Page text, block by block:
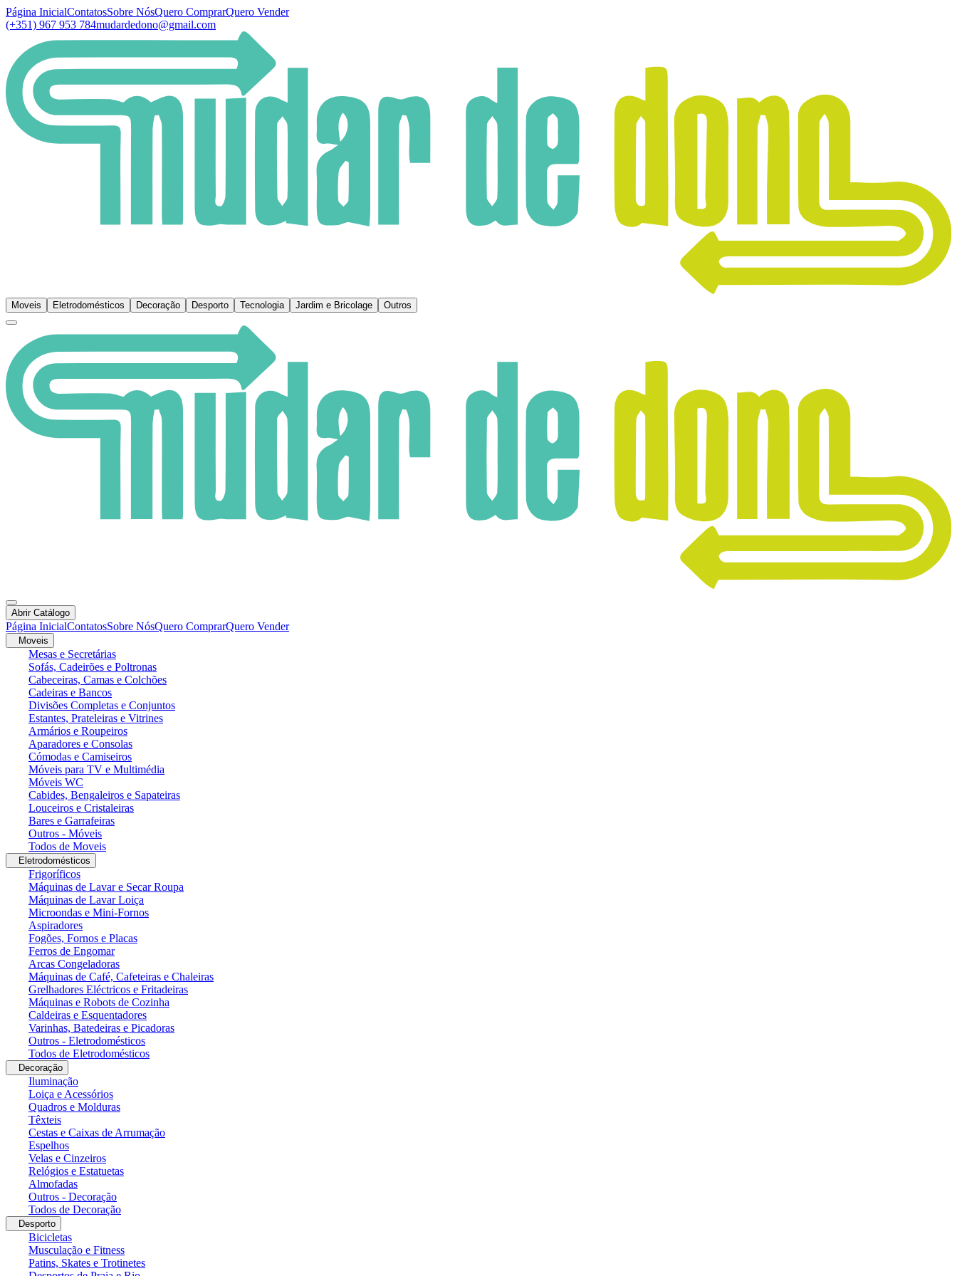
Página InicialContatosSobre NósQuero ComprarQuero Vender
(+351) 967 953 784mudardedono@gmail.com
Moveis Eletrodomésticos Decoração Desporto Tecnologia Jardim e Bricolage Outros
Abrir Catálogo
Página InicialContatosSobre NósQuero ComprarQuero Vender
Moveis
Mesas e Secretárias
Sofás, Cadeirões e Poltronas
Cabeceiras, Camas e Colchões
Cadeiras e Bancos
Divisões Completas e Conjuntos
Estantes, Prateleiras e Vitrines
Armários e Roupeiros
Aparadores e Consolas
Cómodas e Camiseiros
Móveis para TV e Multimédia
Móveis WC
Cabides, Bengaleiros e Sapateiras
Louceiros e Cristaleiras
Bares e Garrafeiras
Outros - Móveis
Todos de Moveis
Eletrodomésticos
Frigoríficos
Máquinas de Lavar e Secar Roupa
Máquinas de Lavar Loiça
Microondas e Mini-Fornos
Aspiradores
Fogões, Fornos e Placas
Ferros de Engomar
Arcas Congeladoras
Máquinas de Café, Cafeteiras e Chaleiras
Grelhadores Eléctricos e Fritadeiras
Máquinas e Robots de Cozinha
Caldeiras e Esquentadores
Varinhas, Batedeiras e Picadoras
Outros - Eletrodomésticos
Todos de Eletrodomésticos
Decoração
Iluminação
Loiça e Acessórios
Quadros e Molduras
Têxteis
Cestas e Caixas de Arrumação
Espelhos
Velas e Cinzeiros
Relógios e Estatuetas
Almofadas
Outros - Decoração
Todos de Decoração
Desporto
Bicicletas
Musculação e Fitness
Patins, Skates e Trotinetes